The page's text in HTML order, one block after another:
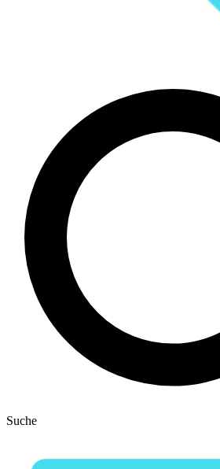
Suche